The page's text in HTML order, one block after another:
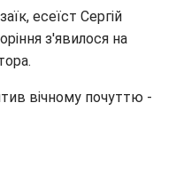
есеїст Сергій
з'явилося на
вічному почуттю -